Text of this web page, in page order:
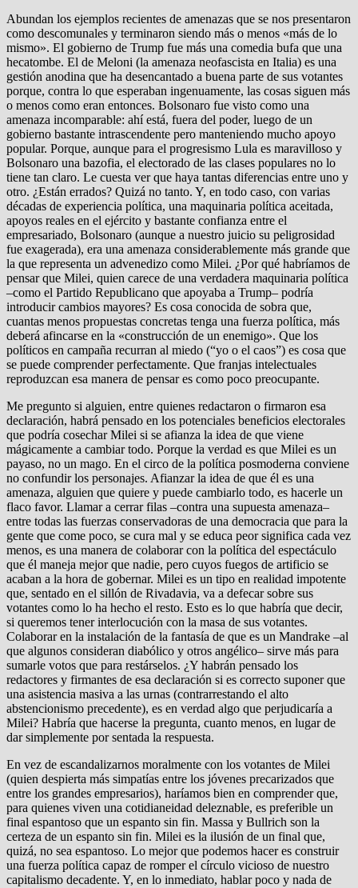
Abundan los ejemplos recientes de amenazas que se nos presentaron
como descomunales y terminaron siendo más o menos «más de lo
mismo». El gobierno de Trump fue más una comedia bufa que una
hecatombe. El de Meloni (la amenaza neofascista en Italia) es una
gestión anodina que ha desencantado a buena parte de sus votantes
porque, contra lo que esperaban ingenuamente, las cosas siguen más
o menos como eran entonces. Bolsonaro fue visto como una
amenaza incomparable: ahí está, fuera del poder, luego de un
gobierno bastante intrascendente pero manteniendo mucho apoyo
popular. Porque, aunque para el progresismo Lula es maravilloso y
Bolsonaro una bazofia, el electorado de las clases populares no lo
tiene tan claro. Le cuesta ver que haya tantas diferencias entre uno y
otro. ¿Están errados? Quizá no tanto. Y, en todo caso, con varias
décadas de experiencia política, una maquinaria política aceitada,
apoyos reales en el ejército y bastante confianza entre el
empresariado, Bolsonaro (aunque a nuestro juicio su peligrosidad
fue exagerada), era una amenaza considerablemente más grande que
la que representa un advenedizo como Milei. ¿Por qué habríamos de
pensar que Milei, quien carece de una verdadera maquinaria política
–como el Partido Republicano que apoyaba a Trump– podría
introducir cambios mayores? Es cosa conocida de sobra que,
cuantas menos propuestas concretas tenga una fuerza política, más
deberá afincarse en la «construcción de un enemigo». Que los
políticos en campaña recurran al miedo (“yo o el caos”) es cosa que
se puede comprender perfectamente. Que franjas intelectuales
reproduzcan esa manera de pensar es como poco preocupante.
Me pregunto si alguien, entre quienes redactaron o firmaron esa
declaración, habrá pensado en los potenciales beneficios electorales
que podría cosechar Milei si se afianza la idea de que viene
mágicamente a cambiar todo. Porque la verdad es que Milei es un
payaso, no un mago. En el circo de la política posmoderna conviene
no confundir los personajes. Afianzar la idea de que él es una
amenaza, alguien que quiere y puede cambiarlo todo, es hacerle un
flaco favor. Llamar a cerrar filas –contra una supuesta amenaza–
entre todas las fuerzas conservadoras de una democracia que para la
gente que come poco, se cura mal y se educa peor significa cada vez
menos, es una manera de colaborar con la política del espectáculo
que él maneja mejor que nadie, pero cuyos fuegos de artificio se
acaban a la hora de gobernar. Milei es un tipo en realidad impotente
que, sentado en el sillón de Rivadavia, va a defecar sobre sus
votantes como lo ha hecho el resto. Esto es lo que habría que decir,
si queremos tener interlocución con la masa de sus votantes.
Colaborar en la instalación de la fantasía de que es un Mandrake –al
que algunos consideran diabólico y otros angélico– sirve más para
sumarle votos que para restárselos. ¿Y habrán pensado los
redactores y firmantes de esa declaración si es correcto suponer que
una asistencia masiva a las urnas (contrarrestando el alto
abstencionismo precedente), es en verdad algo que perjudicaría a
Milei? Habría que hacerse la pregunta, cuanto menos, en lugar de
dar simplemente por sentada la respuesta.
En vez de escandalizarnos moralmente con los votantes de Milei
(quien despierta más simpatías entre los jóvenes precarizados que
entre los grandes empresarios), haríamos bien en comprender que,
para quienes viven una cotidianeidad deleznable, es preferible un
final espantoso que un espanto sin fin. Massa y Bullrich son la
certeza de un espanto sin fin. Milei es la ilusión de un final que,
quizá, no sea espantoso. Lo mejor que podemos hacer es construir
una fuerza política capaz de romper el círculo vicioso de nuestro
capitalismo decadente. Y, en lo inmediato, hablar poco y nada de